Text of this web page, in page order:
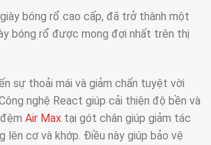
bóng rổ cao cấp, đã trở thành một
bóng rổ được mong đợi nhất trên thị
sự thoải mái và giảm chấn tuyệt vời
nghệ React giúp cải thiện độ bền và
Air Max tại gót chân giúp giảm tác
lên cơ và khớp. Điều này giúp bảo vệ